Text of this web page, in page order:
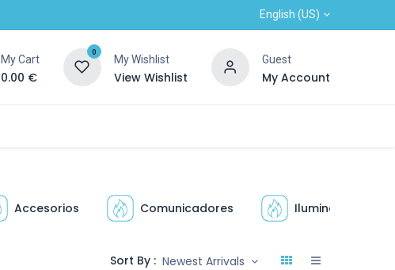
English (US)
My Cart
0.00 €
0
My Wishlist
View Wishlist
Guest
My Account
Accesorios Comunicadores Iluminación
Sort By : Newest Arrivals